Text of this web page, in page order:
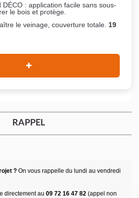
DÉCO : application facile sans sous-
le bois et protège.
le veinage, couverture totale. 19
RAPPEL
? On vous rappelle du lundi au vendredi
directement au 09 72 16 47 82 (appel non